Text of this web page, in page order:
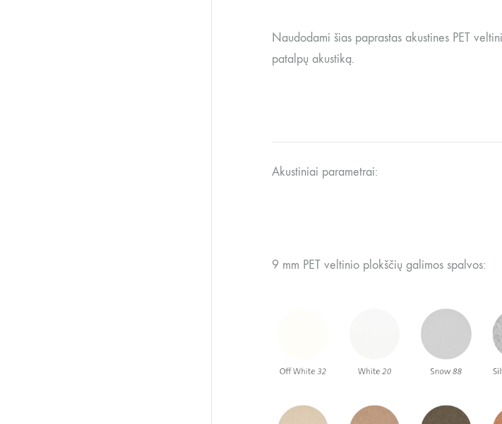
Naudodami šias paprastas akustines PET
patalpų akustiką.
Akustiniai parametrai:
9 mm PET veltinio plokščių galimos spalvos: